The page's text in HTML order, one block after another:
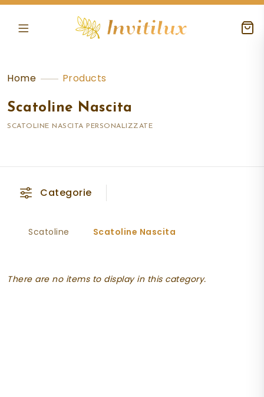
Home Products
Scatoline Nascita
SCATOLINE NASCITA PERSONALIZZATE
Categorie
Scatoline Scatoline Nascita
There are no items to display in this category.